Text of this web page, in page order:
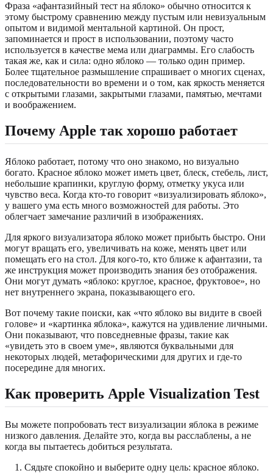
Фраза «афантазийный тест на яблоко» обычно относится к
этому быстрому сравнению между пустым или невизуальным
опытом и видимой ментальной картиной. Он прост,
запоминается и прост в использовании, поэтому часто
используется в качестве мема или диаграммы. Его слабость
такая же, как и сила: одно яблоко — только один пример.
Более тщательное размышление спрашивает о многих сценах,
последовательности во времени и о том, как яркость меняется
с открытыми глазами, закрытыми глазами, памятью, мечтами
и воображением.
Почему Apple так хорошо работает
Яблоко работает, потому что оно знакомо, но визуально
богато. Красное яблоко может иметь цвет, блеск, стебель, лист,
небольшие крапинки, круглую форму, отметку укуса или
чувство веса. Когда кто-то говорит «визуализировать яблоко»,
у вашего ума есть много возможностей для работы. Это
облегчает замечание различий в изображениях.
Для яркого визуализатора яблоко может прибыть быстро. Они
могут вращать его, увеличивать на коже, менять цвет или
помещать его на стол. Для кого-то, кто ближе к афантазии, та
же инструкция может производить знания без отображения.
Они могут думать «яблоко: круглое, красное, фруктовое», но
нет внутреннего экрана, показывающего его.
Вот почему такие поиски, как «что яблоко вы видите в своей
голове» и «картинка яблока», кажутся на удивление личными.
Они показывают, что повседневные фразы, такие как
«увидеть это в своем уме», являются буквальными для
некоторых людей, метафорическими для других и где-то
посередине для многих.
Как проверить Apple Visualization Test
Вы можете попробовать тест визуализации яблока в режиме
низкого давления. Делайте это, когда вы расслаблены, а не
когда вы пытаетесь добиться результата.
Сядьте спокойно и выберите одну цель: красное яблоко.